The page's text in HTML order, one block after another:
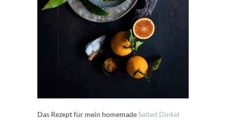
Das Rezept für mein homemadeSalted Dinkel